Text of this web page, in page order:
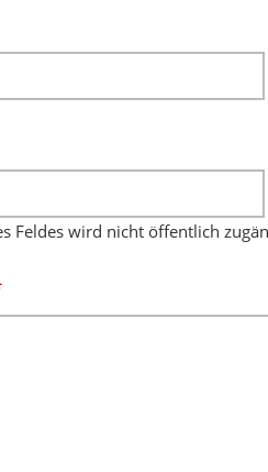
Feldes wird nicht öffentlich